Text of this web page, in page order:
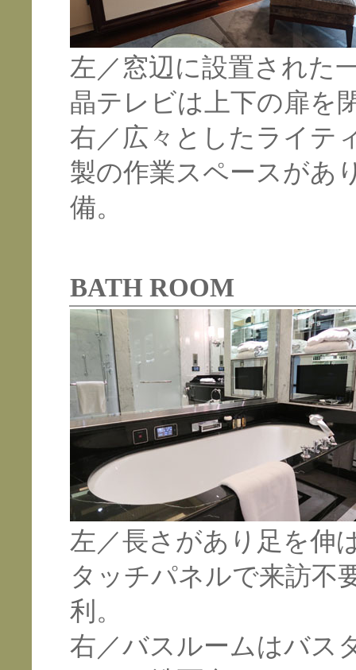
左／窓辺に設置された
晶テレビは上下の扉を
右／広々としたライテ
製の作業スペースがあ
備。
BATH ROOM
左／長さがあり足を伸
タッチパネルで来訪不
利。
右／バスルームはバス